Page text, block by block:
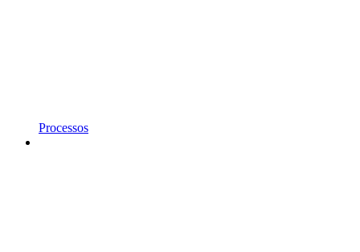
Processos